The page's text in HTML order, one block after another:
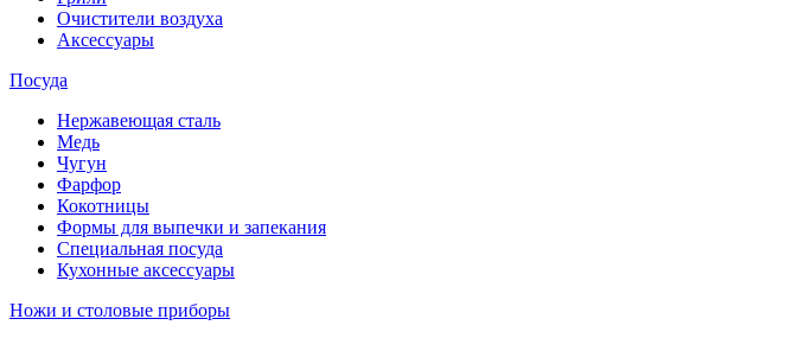
Очистители воздуха
Аксессуары
Посуда
Нержавеющая сталь
Медь
Чугун
Фарфор
Кокотницы
Формы для выпечки и запекания
Специальная посуда
Кухонные аксессуары
Ножи и столовые приборы